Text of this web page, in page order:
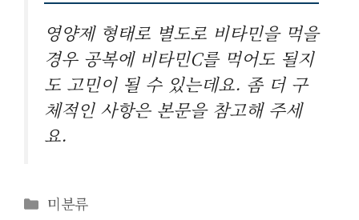
영양제 형태로 별도로 비타민을 먹을
경우 공복에 비타민C를 먹어도 될지
도 고민이 될 수 있는데요. 좀 더 구
체적인 사항은 본문을 참고해 주세
요.
카
미분류